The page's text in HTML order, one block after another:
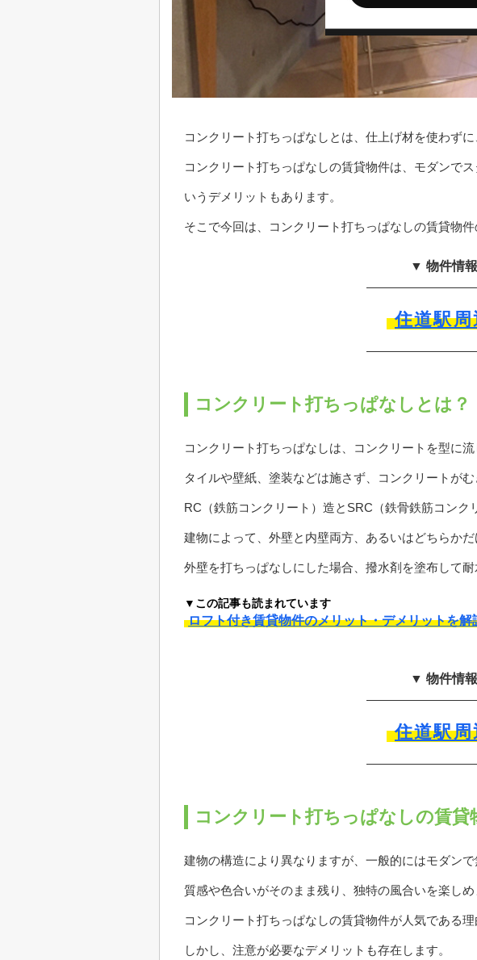
コンクリート打ちっぱなしとは、仕上げ材を使わず
コンクリート打ちっぱなしの賃貸物件は、モダンで
いうデメリットもあります。
そこで今回は、コンクリート打ちっぱなしの賃貸物
▼ 物件情
住道駅
コンクリート打ちっぱなしとは？
コンクリート打ちっぱなしは、コンクリートを型に
タイルや壁紙、塗装などは施さず、コンクリートが
RC（鉄筋コンクリート）造とSRC（鉄骨鉄筋コンク
建物によって、外壁と内壁両方、あるいはどちらか
外壁を打ちっぱなしにした場合、撥水剤を塗布して耐
▼この記事も読まれています
ロフト付き賃貸物件のメリット・デメリットを解
▼ 物件情
住道駅
コンクリート打ちっぱなしの賃貸
建物の構造により異なりますが、一般的にはモダンで
質感や色合いがそのまま残り、独特の風合いを楽しめ
コンクリート打ちっぱなしの賃貸物件が人気である
しかし、注意が必要なデメリットも存在します。